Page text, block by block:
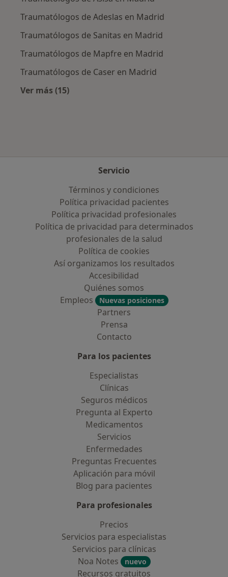
Traumatólogos de Adeslas en Madrid
Traumatólogos de Sanitas en Madrid
Traumatólogos de Mapfre en Madrid
Traumatólogos de Caser en Madrid
Ver más (15)
Servicio
Términos y condiciones
Política privacidad pacientes
Política privacidad profesionales
Política de privacidad para determinados
profesionales de la salud
Política de cookies
Así organizamos los resultados
Accesibilidad
Quiénes somos
Empleos
Nuevas posiciones
Partners
Prensa
Contacto
Para los pacientes
Especialistas
Clínicas
Seguros médicos
Pregunta al Experto
Medicamentos
Servicios
Enfermedades
Preguntas Frecuentes
Aplicación para móvil
Blog para pacientes
Para profesionales
Precios
Servicios para especialistas
Servicios para clínicas
Noa Notes
nuevo
Recursos gratuitos